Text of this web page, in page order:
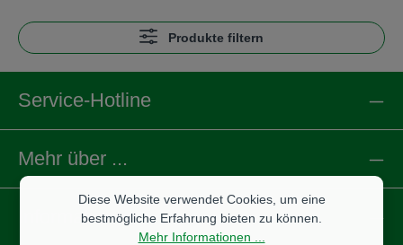
Produkte filtern
Service-Hotline
Mehr über ...
Informationen
Diese Website verwendet Cookies, um eine
bestmögliche Erfahrung bieten zu können.
Mehr Informationen ...